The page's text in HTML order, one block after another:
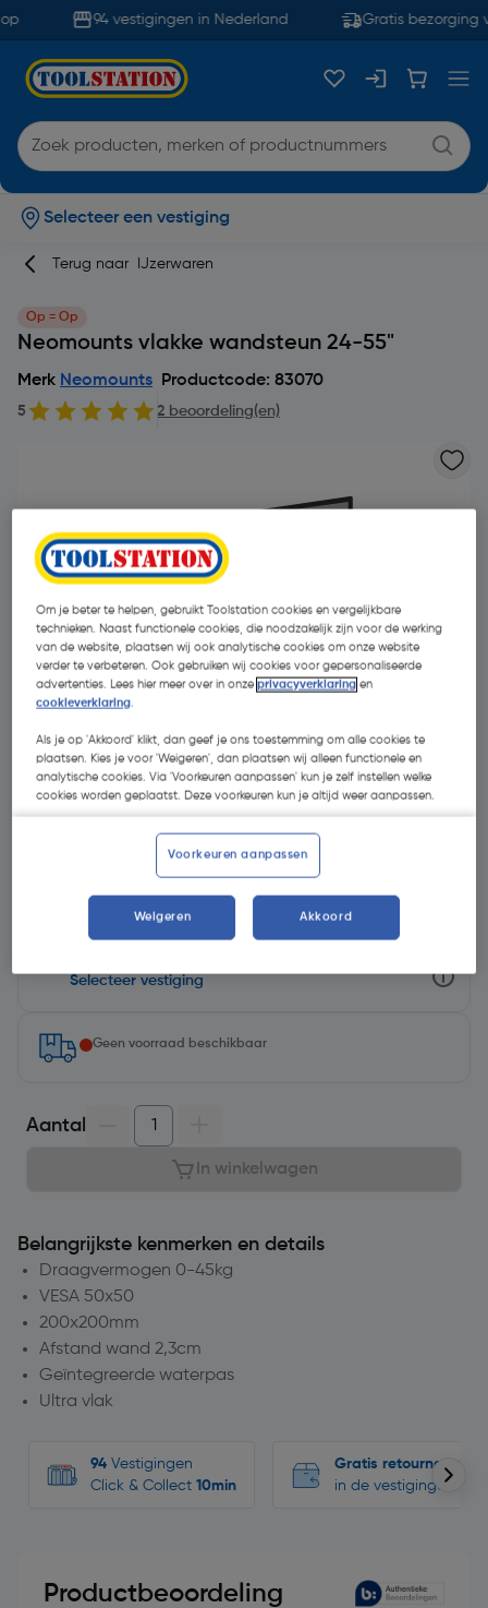
94 vestigingen in Nederland Gratis bezorging
Selecteer een vestiging
Terug naar IJzerwaren
Op = Op
Neomounts vlakke wandsteun 24-55"
Merk Neomounts Productcode: 83070
5 2 beoordeling(en)
- 35 %
€ 4,62
| Excl. btw € 2,49
Selecteer winkel - Bekijk voorraadniveaus en haal binnen 10
Selecteer vestiging
Geen voorraad beschikbaar
Aantal
In winkelwagen
Belangrijkste kenmerken en details
Draagvermogen 0-45kg
VESA 50x50
200x200mm
Afstand wand 2,3cm
Geïntegreerde waterpas
Ultra vlak
94 Vestigingen
Click & Collect 10min
Gratis retourneren
in de vestigingen
Productbeoordeling
Om je beter te helpen, gebruikt Toolstation cookies en vergelijkbare
technieken. Naast functionele cookies, die noodzakelijk zijn voor de werking
van de website, plaatsen wij ook analytische cookies om onze website
verder te verbeteren. Ook gebruiken wij cookies voor gepersonaliseerde
advertenties. Lees hier meer over in onzeprivacyverklaring en
cookieverklaring.
Als je op 'Akkoord' klikt, dan geef je ons toestemming om alle cookies te
plaatsen. Kies je voor 'Weigeren', dan plaatsen wij alleen functionele en
analytische cookies. Via 'Voorkeuren aanpassen' kun je zelf instellen welke
cookies worden geplaatst. Deze voorkeuren kun je altijd weer aanpassen.
Voorkeuren aanpassen
Weigeren Akkoord